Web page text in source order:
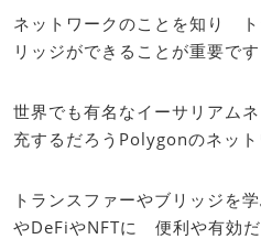
ネットワークのことを知り
リッジができることが重要です
世界でも有名なイーサリアム
充するだろうPolygonのネッ
トランスファーやブリッジを
やDeFiやNFTに 便利や有効